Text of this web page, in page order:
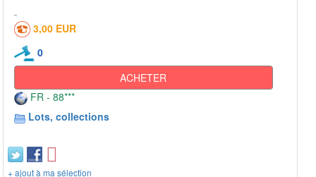
3,00 EUR
0
ACHETER
FR - 88***
Lots, collections
+ ajout à ma sélection